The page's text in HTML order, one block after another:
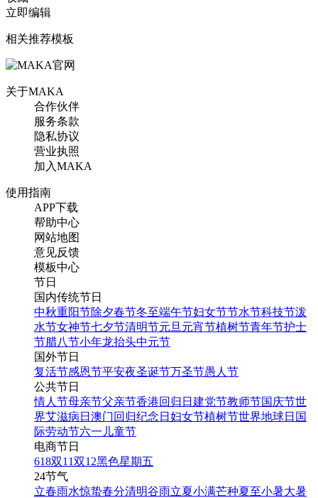
立即编辑
相关推荐模板
关于MAKA
合作伙伴
服务条款
隐私协议
营业执照
加入MAKA
使用指南
APP下载
帮助中心
网站地图
意见反馈
模板中心
节日
国内传统节日
中秋重阳节除夕春节冬至端午节妇女节节水节科技节泼
水节女神节七夕节清明节元旦 元宵节植树节青年节护士
节腊八节小年龙抬头中元节
国外节日
复活节感恩节平安夜圣诞节万圣节愚人节
公共节日
情人节母亲节父亲节香港回归日 建党节教师节国庆节世
界艾滋病日 澳门回归纪念日 妇女节植树节世界地球日 国
际劳动节六一儿童节
电商节日
618双11双12黑色星期五
24节气
立春雨水惊蛰春分清明谷雨立夏小满芒种夏至小暑大暑